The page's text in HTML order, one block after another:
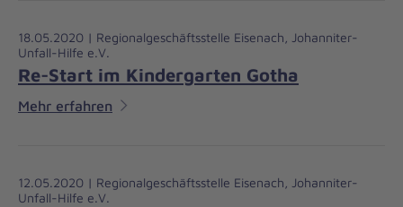
18.05.2020 | Regionalgeschäftsstelle Eisenach, Johanniter-
Unfall-Hilfe e.V.
Re-Start im Kindergarten Gotha
Mehr erfahren
12.05.2020 | Regionalgeschäftsstelle Eisenach, Johanniter-
Unfall-Hilfe e.V.